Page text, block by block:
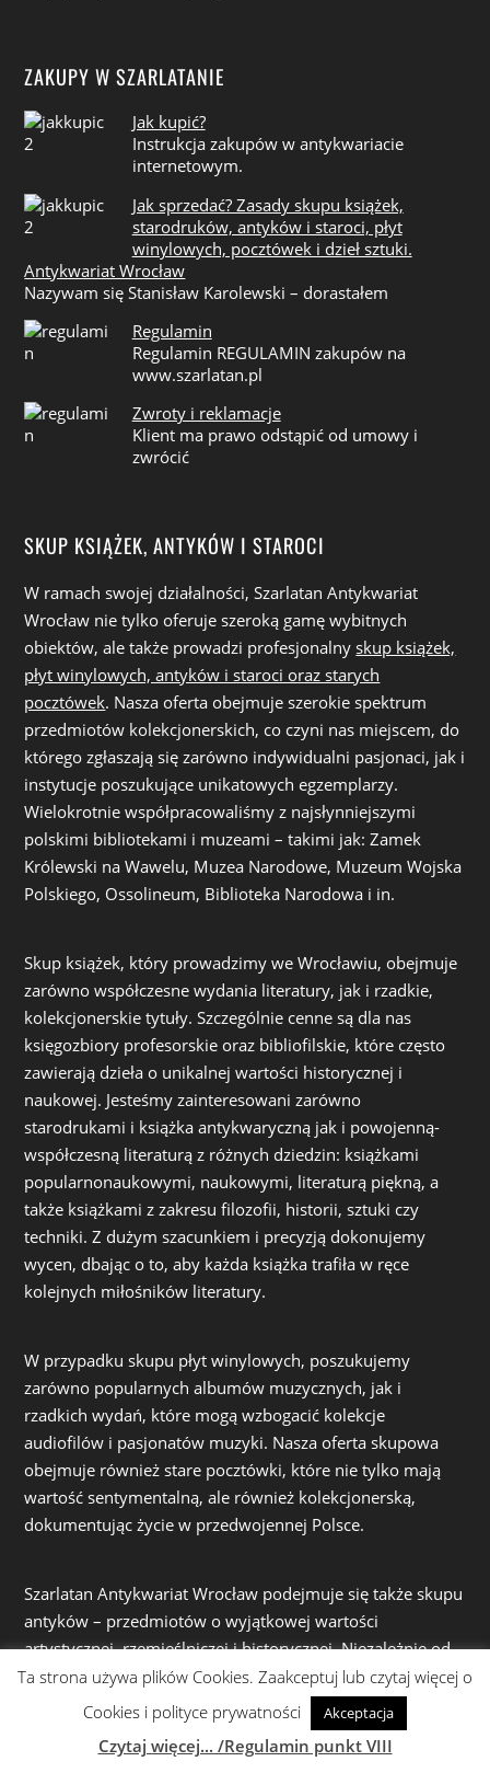
ZAKUPY W SZARLATANIE
Jak kupić?
Instrukcja zakupów w antykwariacie
internetowym.
Jak sprzedać? Zasady skupu książek,
starodruków, antyków i staroci, płyt
winylowych, pocztówek i dzieł sztuki.
Antykwariat Wrocław
Nazywam się Stanisław Karolewski – dorastałem
Regulamin
Regulamin REGULAMIN zakupów na
www.szarlatan.pl
Zwroty i reklamacje
Klient ma prawo odstąpić od umowy i
zwrócić
SKUP KSIĄŻEK, ANTYKÓW I STAROCI
W ramach swojej działalności, Szarlatan Antykwariat
Wrocław nie tylko oferuje szeroką gamę wybitnych
obiektów, ale także prowadzi profesjonalnyskup książek,
płyt winylowych, antyków i staroci oraz starych
pocztówek. Nasza oferta obejmuje szerokie spektrum
przedmiotów kolekcjonerskich, co czyni nas miejscem, do
którego zgłaszają się zarówno indywidualni pasjonaci, jak i
instytucje poszukujące unikatowych egzemplarzy.
Wielokrotnie współpracowaliśmy z najsłynniejszymi
polskimi bibliotekami i muzeami – takimi jak: Zamek
Królewski na Wawelu, Muzea Narodowe, Muzeum Wojska
Polskiego, Ossolineum, Biblioteka Narodowa i in.
Skup książek, który prowadzimy we Wrocławiu, obejmuje
zarówno współczesne wydania literatury, jak i rzadkie,
kolekcjonerskie tytuły. Szczególnie cenne są dla nas
księgozbiory profesorskie oraz bibliofilskie, które często
zawierają dzieła o unikalnej wartości historycznej i
naukowej. Jesteśmy zainteresowani zarówno
starodrukami i książka antykwaryczną jak i powojenną-
współczesną literaturą z różnych dziedzin: książkami
popularnonaukowymi, naukowymi, literaturą piękną, a
także książkami z zakresu filozofii, historii, sztuki czy
techniki. Z dużym szacunkiem i precyzją dokonujemy
wycen, dbając o to, aby każda książka trafiła w ręce
kolejnych miłośników literatury.
W przypadku skupu płyt winylowych, poszukujemy
zarówno popularnych albumów muzycznych, jak i
rzadkich wydań, które mogą wzbogacić kolekcje
audiofilów i pasjonatów muzyki. Nasza oferta skupowa
obejmuje również stare pocztówki, które nie tylko mają
wartość sentymentalną, ale również kolekcjonerską,
dokumentując życie w przedwojennej Polsce.
Szarlatan Antykwariat Wrocław podejmuje się także skupu
antyków – przedmiotów o wyjątkowej wartości
artystycznej, rzemieślniczej i historycznej. Niezależnie od
tego, czy są to wyroby artystyczne z PRL czy
osiemnastowieczna porcelana, obrazy, czy inne starocie, z
wielką starannością i fachową wiedzą oceniamy ich
wartość, oferując uczciwe warunki współpracy.
Ta strona używa plików Cookies. Zaakceptuj lub czytaj więcej o
Cookies i polityce prywatności
Akceptacja
Czytaj więcej... /Regulamin punkt VIII